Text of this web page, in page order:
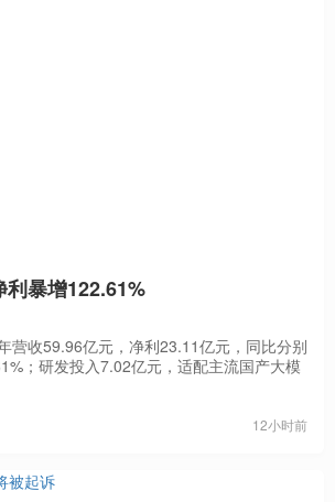
暴增122.61%
营收59.96亿元，净利23.11亿元，同比分别
；研发投入7.02亿元，适配主流国产大模
12小时前